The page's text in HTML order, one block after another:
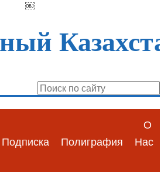
￼
Подписка Полиграфия
О
Нас